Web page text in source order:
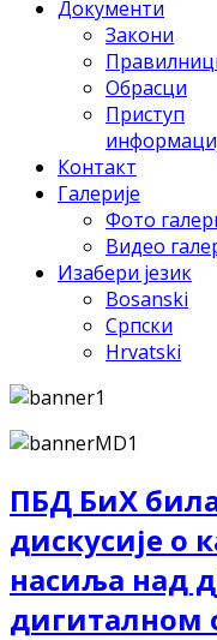
Документи
Закони
Обрасци
Приступ
Контакт
Галерије
Фото
Видео
Изабери језик
Bosanski
Српски
Hrvatski
ПБД БиХ
дискусије о
насиља над
дигиталном